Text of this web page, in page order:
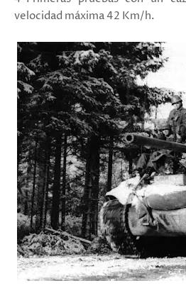
velocidad máxima 42 Km/h.